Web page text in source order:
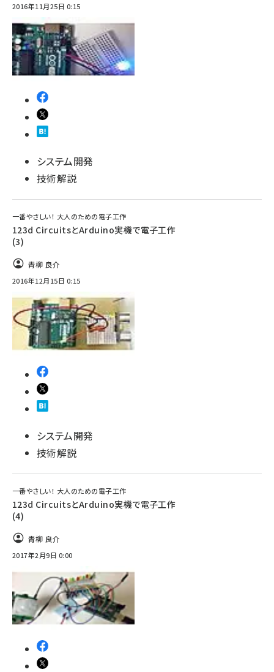
2016年11月25日 0:15
システム開発
技術解説
一番やさしい！ 大人のための電子工作
123d CircuitsとArduino実機で電子工作
(3)
青柳 良介
2016年12月15日 0:15
システム開発
技術解説
一番やさしい！ 大人のための電子工作
123d CircuitsとArduino実機で電子工作
(4)
青柳 良介
2017年2月9日 0:00